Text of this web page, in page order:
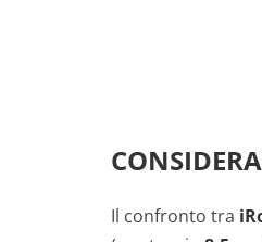
Il confronto tra